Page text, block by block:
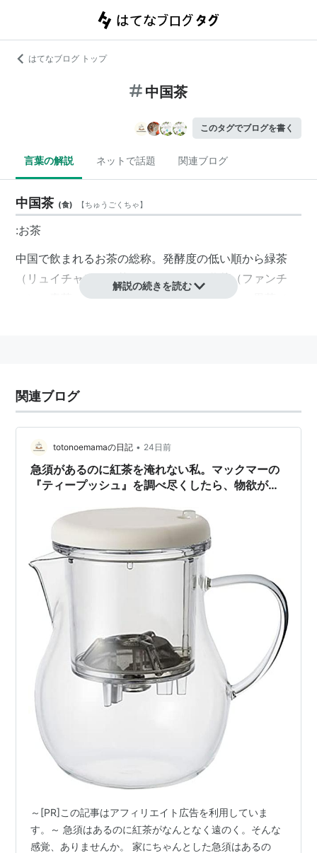
はてなブログ トップ
中国茶
このタグでブログを書く
言葉の解説 ネットで話題 関連ブログ
中国茶 (食) 【ちゅうごくちゃ】
:お茶
中国で飲まれるお茶の総称。発酵度の低い順から緑茶
（リュイチャ）、
白茶（パイチャ）、 黄茶（ファンチ
（チンチャ）、紅茶（ホンチャ）、
中国茶の種類
上記の醗酵度別の種類と簡単な煎れ方。
緑茶 （リュイチャ)日本の緑茶と製法は大体同じだ
が、昔日本では主流だった釜炒りの方法で火入れす
る（現在は日本の緑茶はほとんどが蒸しで火入れす
煎れる。
白茶（パイチャ）日本の玉露のように香りと旨みを
強くもった茶。４０℃くらいの低温で煎れる。水色
は薄く、香りと味を楽しむ。
黄茶
（ファンチャ）耐熱グラスなどでジャンピング
を十分させて９０℃から８０℃で煎れる。水色はや
や黄色みがかり、しっかりとした味が感じられる。
青茶
（チンチャ）烏龍茶や鉄観音など、日本でおな
じみの名前のお茶ですがペットボトルの烏龍茶に入
っているのは烏龍茶とはいいがたい。煎れ方は蓋付
の茶碗（蓋碗）にいれ垂れ茶の要領で振り出すか、
深皿（茶池）の真ん中にすえた急須（茶壷）に大量
の茶葉をいれ沸騰したお湯を注ぎ、さらに外側から
もお湯をかけて十分むらして煎れる。これらは功夫
茶道といって色々な煎れ方がある。日本の茶道とち
がい美味しいやり方が見つかるとどんどん変化す
る。青みがかった水色で濃厚な香りと味をたのし
む。飲み終わったあと喉から鼻腔にいい香りが抜け
ることを清香（チンシャン）という。等級も第１級
解説の続きを読む
関連ブログ
totonoemamaの日記 • 24日前
急須があるのに紅茶を淹れない私。マックマーの
『ティープッシュ』を調べ尽くしたら、物欲が止
～[PR]この記事はアフィリエイト広告を利用していま
す。～ 急須はあるのに紅茶がなんとなく遠のく。そんな
感覚、ありませんか。 家にちゃんとした急須はあるの